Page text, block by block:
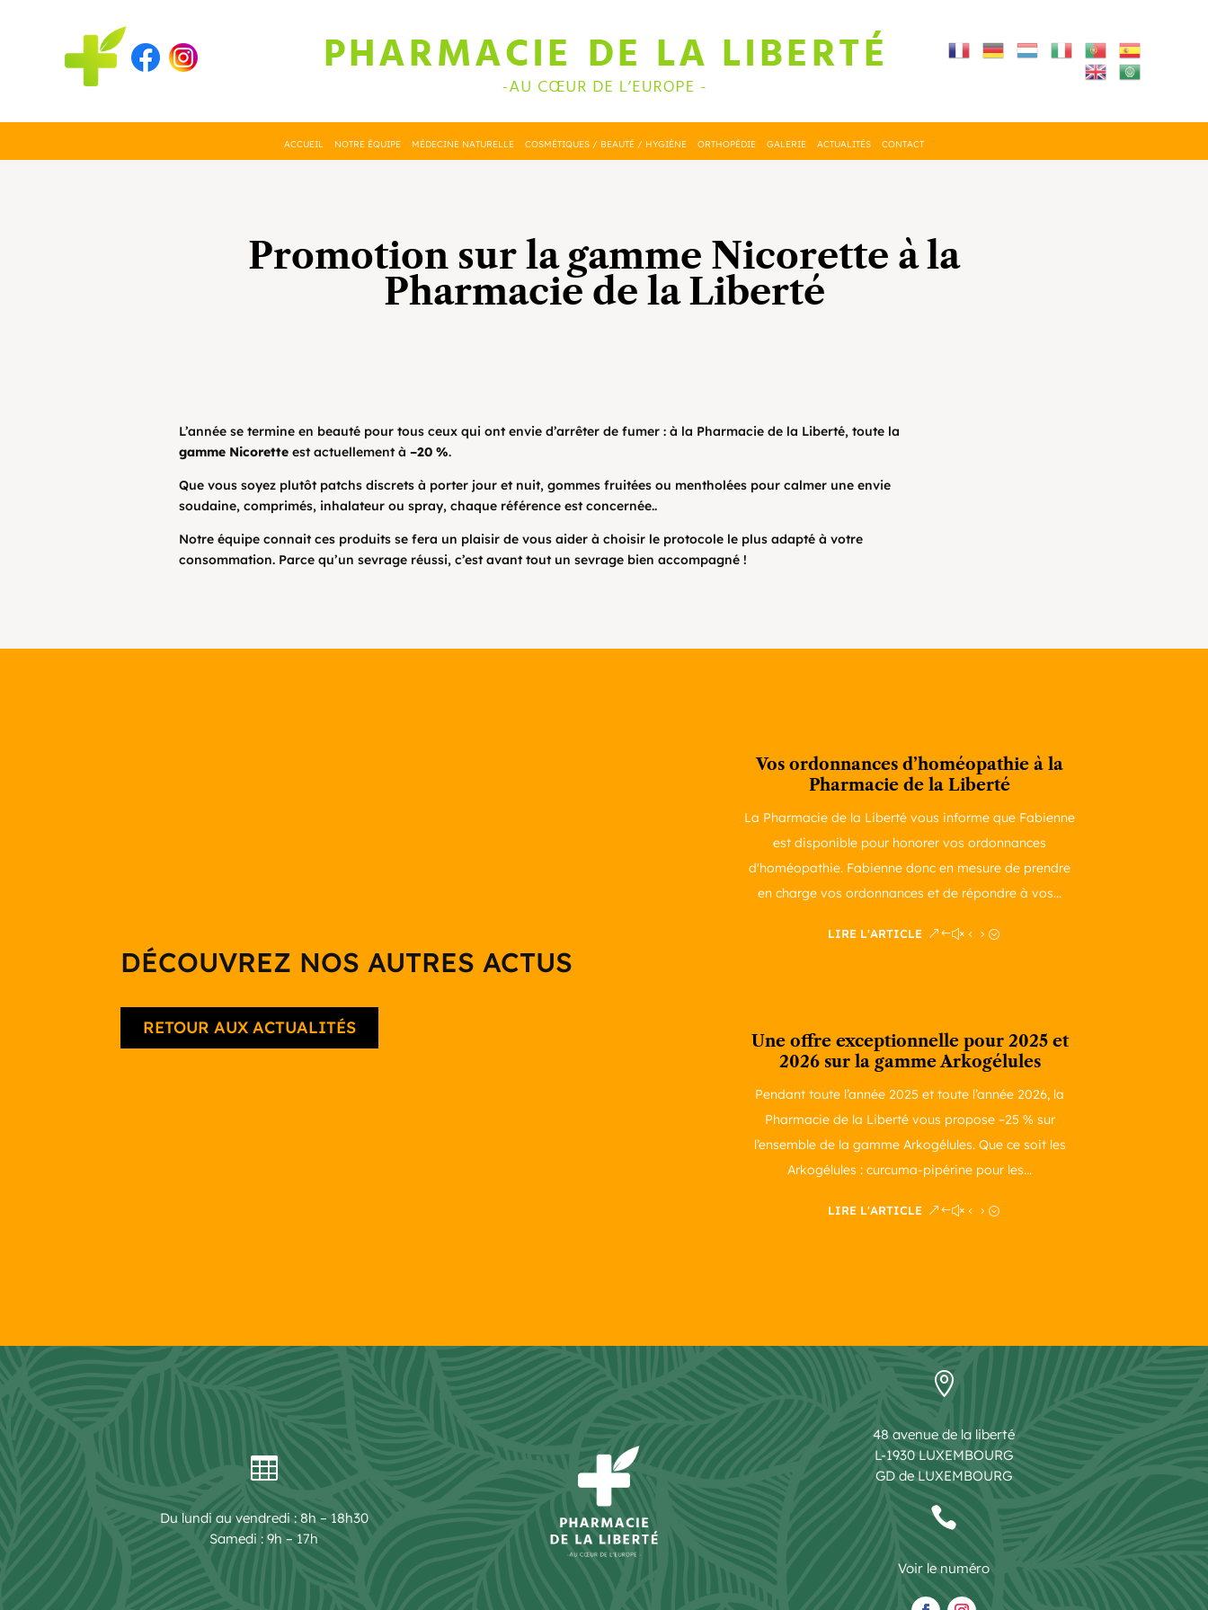
ACCUEIL NOTRE ÉQUIPE MÉDECINE NATURELLE COSMÉTIQUES / BEAUTÉ / HYGIÈNE ORTHOPÉDIE GALERIE ACTUALITÉS CONTACT
Promotion sur la gamme Nicorette à la
Pharmacie de la Liberté
L’année se termine en beauté pour tous ceux qui ont envie d’arrêter de fumer : à la Pharmacie de la Liberté, toute la
gamme Nicoretteest actuellement à –20 %.
Que vous soyez plutôt patchs discrets à porter jour et nuit, gommes fruitées ou mentholées pour calmer une envie
soudaine, comprimés, inhalateur ou spray, chaque référence est concernée..
Notre équipe connait ces produits se fera un plaisir de vous aider à choisir le protocole le plus adapté à votre
consommation. Parce qu’un sevrage réussi, c’est avant tout un sevrage bien accompagné !
DÉCOUVREZ NOS AUTRES ACTUS
RETOUR AUX ACTUALITÉS
Vos ordonnances d’homéopathie à la
Pharmacie de la Liberté
La Pharmacie de la Liberté vous informe que Fabienne
est disponible pour honorer vos ordonnances
d'homéopathie. Fabienne donc en mesure de prendre
en charge vos ordonnances et de répondre à vos...
LIRE L'ARTICLE
Une offre exceptionnelle pour 2025 et
2026 sur la gamme Arkogélules
Pendant toute l’année 2025 et toute l’année 2026, la
Pharmacie de la Liberté vous propose –25 % sur
l’ensemble de la gamme Arkogélules. Que ce soit les
Arkogélules : curcuma-pipérine pour les...
LIRE L'ARTICLE

Du lundi au vendredi : 8h – 18h30
Samedi : 9h – 17h

48 avenue de la liberté
L-1930 LUXEMBOURG
GD de LUXEMBOURG

Voir le numéro